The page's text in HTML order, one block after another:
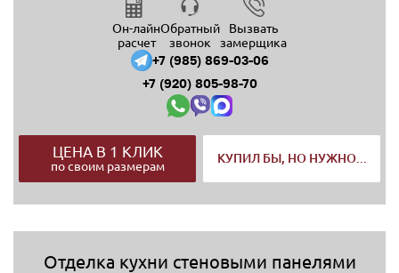
Он-лайн
расчет
Обратный
звонок
Вызвать
замерщика
+7 (985) 869-03-06
+7 (920) 805-98-70
ЦЕНА В 1 КЛИК
по своим размерам
КУПИЛ БЫ, НО НУЖНО...
Отделка кухни стеновыми панелями